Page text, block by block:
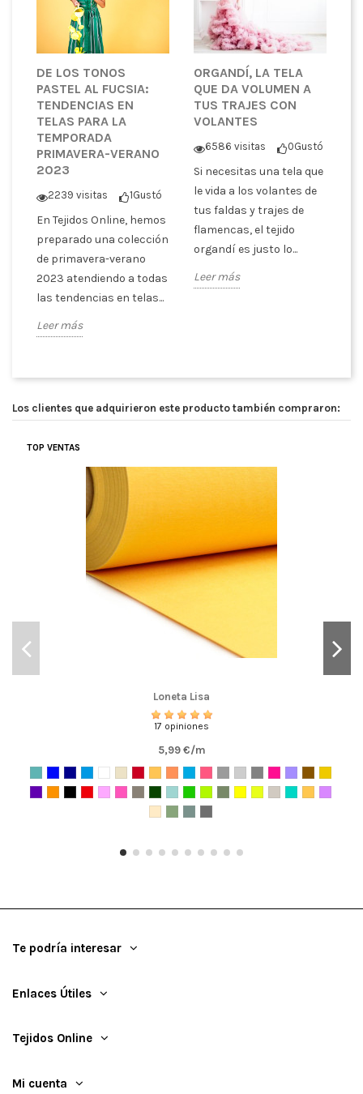
DE LOS TONOS
PASTEL AL FUCSIA:
TENDENCIAS EN
TELAS PARA LA
TEMPORADA
PRIMAVERA-VERANO
2023
2239 visitas 1Gustó
En Tejidos Online, hemos
preparado una colección
de primavera-verano
2023 atendiendo a todas
las tendencias en telas...
Leer más
ORGANDÍ, LA TELA
QUE DA VOLUMEN A
TUS TRAJES CON
VOLANTES
6586 visitas 0Gustó
Si necesitas una tela que
le vida a los volantes de
tus faldas y trajes de
flamencas, el tejido
organdí es justo lo...
Leer más
Los clientes que adquirieron este producto también compraron:
TOP VENTAS
Loneta Lisa
17 opiniones
5,99 €/m
Te podría interesar
Enlaces Útiles
Tejidos Online
Mi cuenta